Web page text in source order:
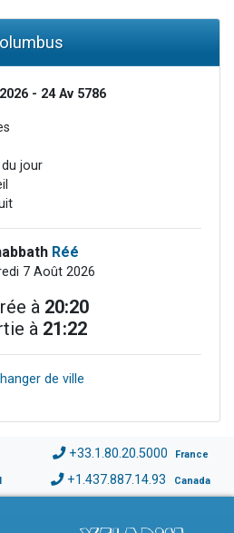
- 24 Av 5786
jour
Réé
7 Août 2026
à 20:20
à 21:22
de ville
+33.1.80.20.5000 France
+1.437.887.14.93 Canada